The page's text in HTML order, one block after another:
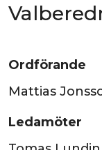
Ordförande
Mattias
Ledamöter